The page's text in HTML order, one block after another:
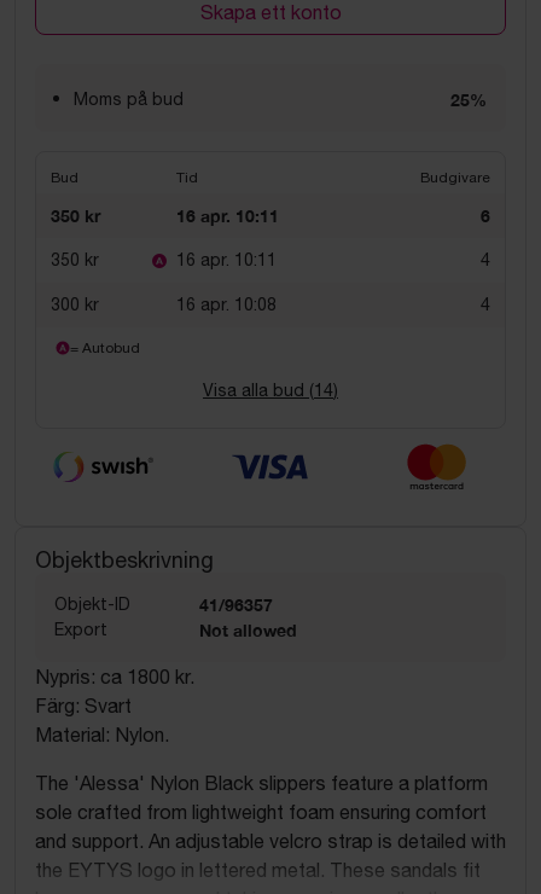
Skapa ett konto
Moms på bud 25%
Bud Tid Budgivare
350 kr 16 apr. 10:11 6
350 kr 16 apr. 10:11 4
300 kr 16 apr. 10:08 4
= Autobud
Visa alla bud (14)
Objektbeskrivning
Objekt-ID 41/96357
Export Not allowed
Nypris: ca 1800 kr.
Färg: Svart
Material: Nylon.
The 'Alessa' Nylon Black slippers feature a platform
sole crafted from lightweight foam ensuring comfort
and support. An adjustable velcro strap is detailed with
the EYTYS logo in lettered metal. These sandals fit